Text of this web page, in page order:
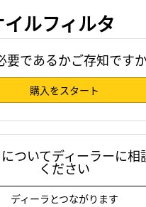
ルフィルタ
要であるかご存知ですか
購入をスタート
ついてディーラーに相
ください
ディーラとつながります